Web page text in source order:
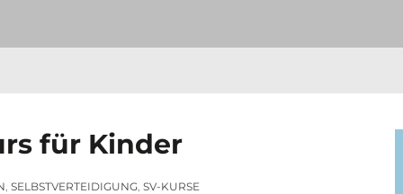
für Kinder
, SELBSTVERTEIDIGUNG, SV-KURSE